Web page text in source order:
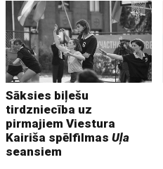
Sāksies biļešu
tirdzniecība uz
pirmajiem Viestura
Kairiša spēlfilmasUļa
seansiem